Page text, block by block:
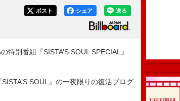
送る
シェア
ポスト
別番組『SISTA’S SOUL SPECIAL』
SOUL』の一夜限りの復活プログ